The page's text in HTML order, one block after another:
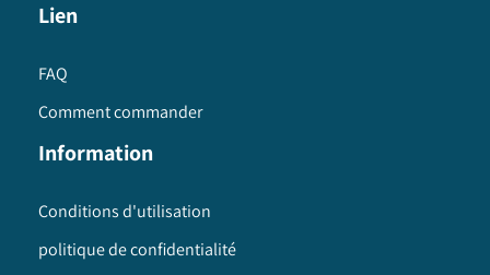
Lien
FAQ
Comment commander
Information
Conditions d'utilisation
politique de confidentialité